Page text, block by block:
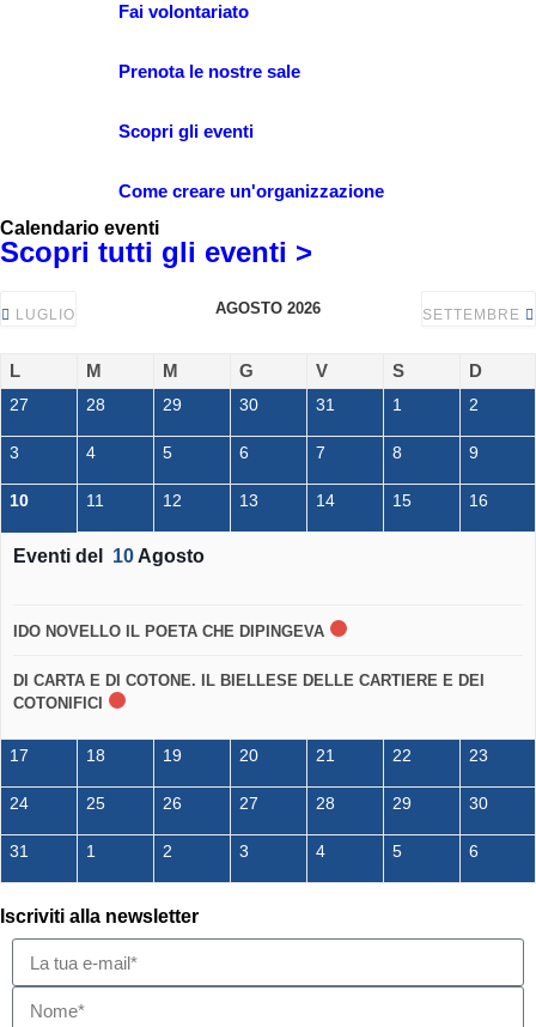
Fai volontariato
Prenota le nostre sale
Scopri gli eventi
Come creare un'organizzazione
Calendario eventi
Scopri tutti gli eventi >
LUGLIO AGOSTO 2026 SETTEMBRE
L M M G V S D
27 28 29 30 31 1 2
3 4 5 6 7 8 9
10 11 12 13 14 15 16
Eventi del 10 Agosto
IDO NOVELLO IL POETA CHE DIPINGEVA
DI CARTA E DI COTONE. IL BIELLESE DELLE CARTIERE E DEI
COTONIFICI
17 18 19 20 21 22 23
24 25 26 27 28 29 30
31 1 2 3 4 5 6
Iscriviti alla newsletter